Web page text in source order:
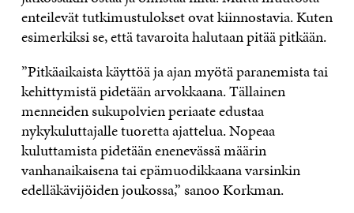
enteilevät tutkimustulokset ovat kiinnostavia. Kuten
esimerkiksi se, että tavaroita halutaan pitää pitkään.
”Pitkäaikaista käyttöä ja ajan myötä paranemista tai
kehittymistä pidetään arvokkaana. Tällainen
menneiden sukupolvien periaate edustaa
nykykuluttajalle tuoretta ajattelua. Nopeaa
kuluttamista pidetään enenevässä määrin
vanhanaikaisena tai epämuodikkaana varsinkin
edelläkävijöiden joukossa,” sanoo Korkman.